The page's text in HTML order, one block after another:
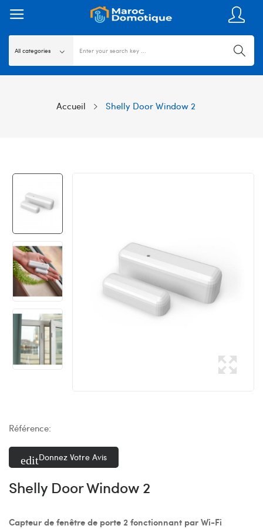
Accueil Shelly Door Window 2
Référence:
Donnez Votre Avis
Shelly Door Window 2
Capteur de fenêtre de porte 2 fonctionnant par Wi-Fi